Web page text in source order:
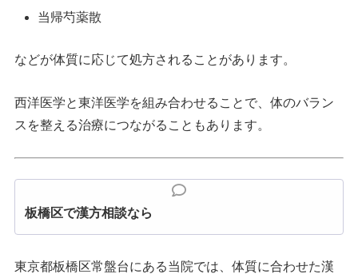
当帰芍薬散
などが体質に応じて処方されることがあります。
西洋医学と東洋医学を組み合わせることで、体のバラン
スを整える治療につながることもあります。
板橋区で漢方相談なら
東京都板橋区常盤台にある当院では、体質に合わせた漢